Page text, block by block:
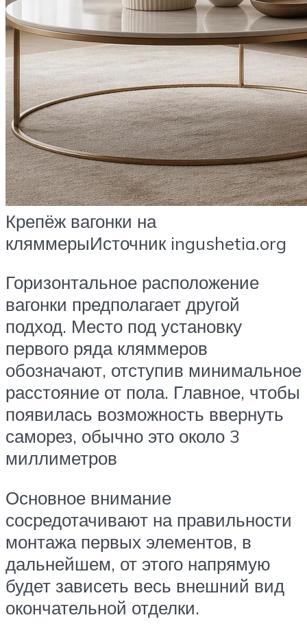
Крепёж вагонки на
кляммерыИсточник ingushetia.org
Горизонтальное расположение
вагонки предполагает другой
подход. Место под установку
первого ряда кляммеров
обозначают, отступив минимальное
расстояние от пола. Главное, чтобы
появилась возможность ввернуть
саморез, обычно это около 3
миллиметров
Основное внимание
сосредотачивают на правильности
монтажа первых элементов, в
дальнейшем, от этого напрямую
будет зависеть весь внешний вид
окончательной отделки.